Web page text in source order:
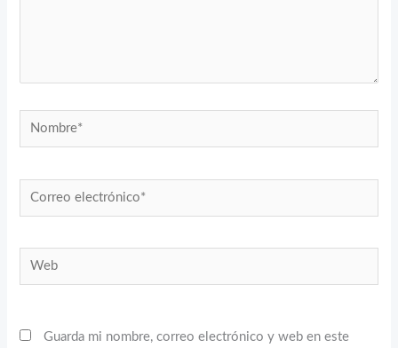
Nombre*
Correo
electrónico*
Web
Guarda mi nombre, correo electrónico y web en este